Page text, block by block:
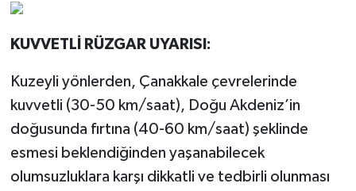
KUVVETLİ RÜZGAR UYARISI:
Kuzeyli yönlerden, Çanakkale çevrelerinde
kuvvetli (30-50 km/saat), Doğu Akdeniz’in
doğusunda fırtına (40-60 km/saat) şeklinde
esmesi beklendiğinden yaşanabilecek
olumsuzluklara karşı dikkatli ve tedbirli olunması